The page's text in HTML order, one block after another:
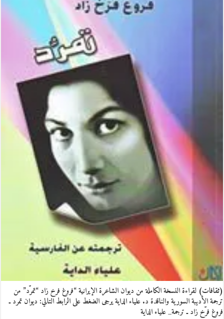
(ثقافات) لقراءة النسخة الكاملة من ديوان الشاعرة الإيرانية “فروغ فرخ زاد “تمرّد” من
ترجمة الأديبة السورية والناقدة د. علياء الداية يرجى الضغط على الرابط التالي: ديوان تمرد ـ
فروغ فرّخ زاد ـ ترجمة_ علياء الداية